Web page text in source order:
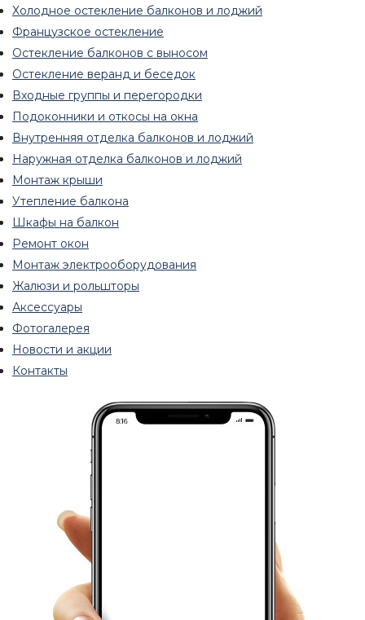
Холодное остекление балконов и лоджий
Французское остекление
Остекление балконов с выносом
Остекление веранд и беседок
Входные группы и перегородки
Подоконники и откосы на окна
Внутренняя отделка балконов и лоджий
Наружная отделка балконов и лоджий
Монтаж крыши
Утепление балкона
Шкафы на балкон
Ремонт окон
Монтаж электрооборудования
Жалюзи и рольшторы
Аксессуары
Фотогалерея
Новости и акции
Контакты